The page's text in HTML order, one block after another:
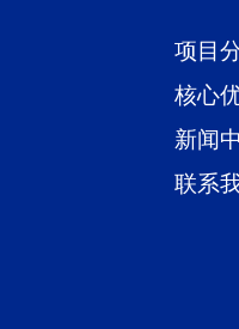
项目
核心
新闻
联系